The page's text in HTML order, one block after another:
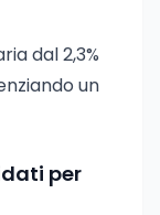
dal 2,3%
un
per